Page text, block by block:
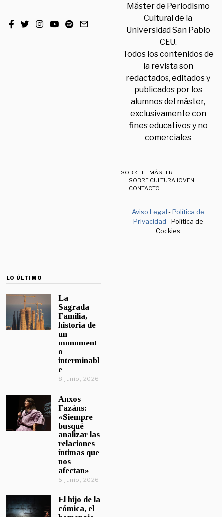
Máster de Periodismo
Cultural de la
Universidad San Pablo
CEU.
Todos los contenidos de
la revista son
redactados, editados y
publicados por los
alumnos del máster,
exclusivamente con
fines educativos y no
comerciales
SOBRE EL MÁSTER
SOBRE CULTURA JOVEN
CONTACTO
Aviso Legal -Política de
Privacidad - Política de
Cookies
LO ÚLTIMO
La
Sagrada
Familia,
historia de
un
monument
o
interminabl
e
8 junio, 2026
Anxos
Fazáns:
«Siempre
busqué
analizar las
relaciones
íntimas que
nos
afectan»
5 junio, 2026
El hijo de la
cómica, el